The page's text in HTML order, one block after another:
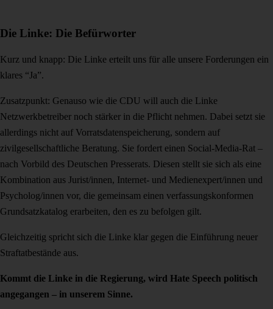
Die Linke: Die Befürworter
Kurz und knapp: Die Linke erteilt uns für alle unsere Forderungen ein
klares “Ja”.
Zusatzpunkt: Genauso wie die CDU will auch die Linke
Netzwerkbetreiber noch stärker in die Pflicht nehmen. Dabei setzt sie
allerdings nicht auf Vorratsdatenspeicherung, sondern auf
zivilgesellschaftliche Beratung. Sie fordert einen Social-Media-Rat –
nach Vorbild des Deutschen Presserats. Diesen stellt sie sich als eine
Kombination aus Jurist/innen, Internet- und Medienexpert/innen und
Psycholog/innen vor, die gemeinsam einen verfassungskonformen
Grundsatzkatalog erarbeiten, den es zu befolgen gilt.
Gleichzeitig spricht sich die Linke klar gegen die Einführung neuer
Straftatbestände aus.
Kommt die Linke in die Regierung, wird Hate Speech politisch
angegangen – in unserem Sinne.